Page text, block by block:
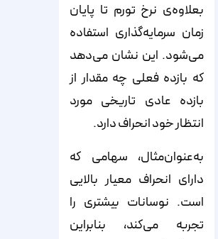
بعلاوه‌ی نرخ تورم تا پایان
زمان سرمایه‌گذاری استفاده
می‌شود. این نشان می‌دهد
که بازده فعلی چه مقدار از
بازده عادی تاریخی مورد
انتظار خود انحراف دارد.
به‌عنوان‌مثال، سهامی که
دارای انحراف معیار بالایی
است. نوسانات بیشتری را
تجربه می‌کند، بنابراین